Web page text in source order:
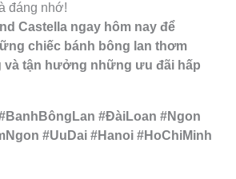
đáng nhớ!
Castella ngay hôm nay để
chiếc bánh bông lan thơm
và tận hưởng những ưu đãi hấp
#ĐàiLoan #Ngon
#UuDai #Hanoi #HoChiMinh